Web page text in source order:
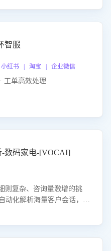
智服
红书 | 淘宝 | 企业微信
工单高效处理
-数码家电-[VOCAI]
则复杂、咨询量激增的挑
动化解析海量客户会话，精
时全面评估客服团队政策